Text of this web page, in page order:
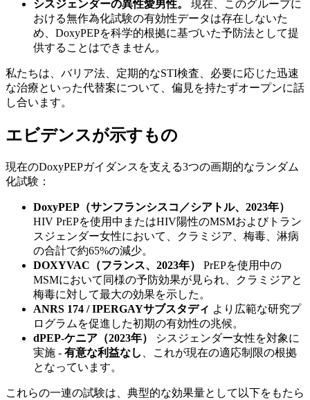
シスジェンダーの異性愛男性。
現在、このグループに
おける無作為化試験の有効性データは存在しないた
め、DoxyPEPを科学的根拠に基づいた予防法として提
供することはできません。
私たちは、バリア法、定期的なSTI検査、必要に応じた迅速
な治療といった代替案について、偏見を持たずオープンに話
し合います。
エビデンスが示すもの
現在のDoxyPEPガイダンスを支える3つの画期的なランダム
化試験：
DoxyPEP（サンフランシスコ／シアトル、2023年）
HIV PrEPを使用中またはHIV陽性のMSMおよびトラン
スジェンダー女性において、クラミジア、梅毒、淋病
の合計で約65%の減少。
DOXYVAC（フランス、2023年）
PrEPを使用中の
MSMにおいて同様の予防効果が見られ、クラミジアと
梅毒に対して最大の効果を示した。
ANRS 174 / IPERGAYサブスタディ より広範な研究プ
ログラムを促進した初期の有効性の兆候。
dPEP-ケニア（2023年）
シスジェンダー女性を対象に
実施 - 有意な利益なし
、これが現在の適応制限の根拠
となっています。
これらの一連の試験は、典型的な効果量として以下をもたら